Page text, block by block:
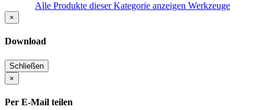
Alle Produkte dieser Kategorie anzeigen Werkzeuge
×
Download
Schließen
×
Per E-Mail teilen